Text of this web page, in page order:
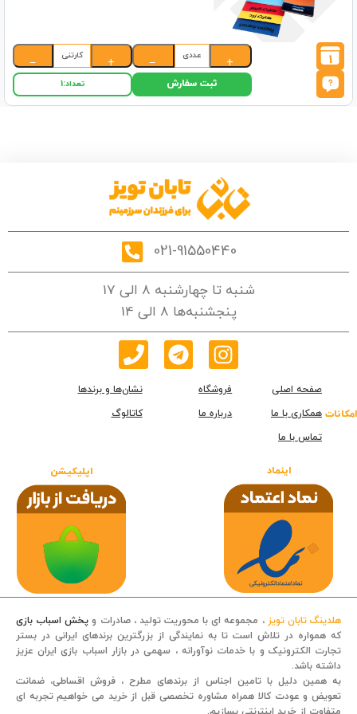
1
+
عددی
−
+
کارتنی
−
ثبت سفارش تعداد:1
021-91550440
شنبه تا چهارشنبه 8 الی 17
پنجشنبه‌ها 8 الی 14
امکانات
صفحه اصلی فروشگاه
نشان‌ها و برندها
همکاری با ما
درباره ما
کاتالوگ
تماس با ما
اینماد اپلیکیشن
هلدینگ تابان تویز ، مجموعه ای با محوریت تولید ، صادرات و پخش اسباب بازی
که همواره در تلاش است تا به نمایندگی از بزرگترین برندهای ایرانی در بستر
تجارت الکترونیک و با خدمات نوآورانه ، سهمی در بازار اسباب بازی ایران عزیز
داشته باشد.
به همین دلیل با تامین اجناس از برندهای مطرح ، فروش اقساطی، ضمانت
تعویض و عودت کالا همراه مشاوره تخصصی قبل از خرید می خواهیم تجربه ای
متفاوت از خرید اینترنتی بسازیم.